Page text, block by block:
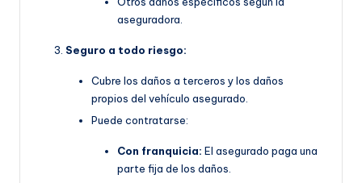
aseguradora.
Seguro a todo riesgo:
Cubre los daños a terceros y los daños
propios del vehículo asegurado.
Puede contratarse:
Con franquicia: El asegurado paga una
parte fija de los daños.